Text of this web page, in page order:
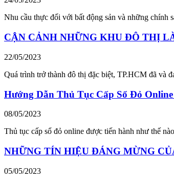
Nhu cầu thực đối với bất động sản và những chính
CẬN CẢNH NHỮNG KHU ĐÔ THỊ
22/05/2023
Quá trình trở thành đô thị đặc biệt, TP.HCM đã và
Hướng Dẫn Thủ Tục Cấp Sổ Đỏ
08/05/2023
Thủ tục cấp sổ đỏ online được tiến hành như thế
NHỮNG TÍN HIỆU ĐÁNG MỪNG
05/05/2023